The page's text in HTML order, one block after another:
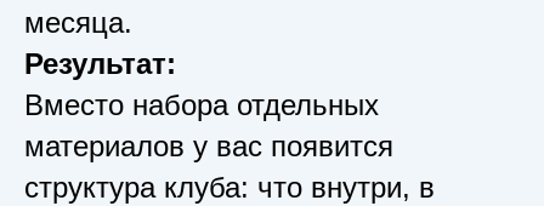
месяца.
Результат:
Вместо набора отдельных
материалов у вас появится
структура клуба: что внутри, в